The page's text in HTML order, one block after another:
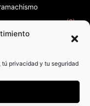
privacidad y tu seguridad
(2)
12octubre